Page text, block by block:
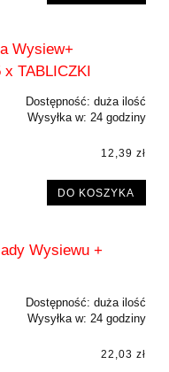
Wysiew+
x TABLICZKI
Dostępność: duża ilość
Wysyłka w: 24 godziny
12,39 zł
DO KOSZYKA
Wysiewu +
Dostępność: duża ilość
Wysyłka w: 24 godziny
22,03 zł